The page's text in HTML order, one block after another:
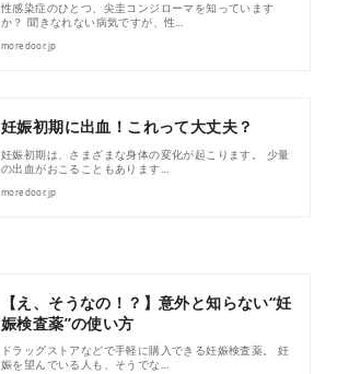
性感染症のひとつ、尖圭コンジローマを知っています
か？ 聞きなれない病気ですが、性…
moredoor.jp
妊娠初期に出血！これって大丈夫？
妊娠初期は、さまざまな身体の変化が起こります。 少量
の出血がおこることもあります…
moredoor.jp
【え、そうなの！？】意外と知らない“妊
娠検査薬”の使い方
ドラッグストアなどで手軽に購入できる妊娠検査薬。 妊
娠を望んでいる人も、そうでな…